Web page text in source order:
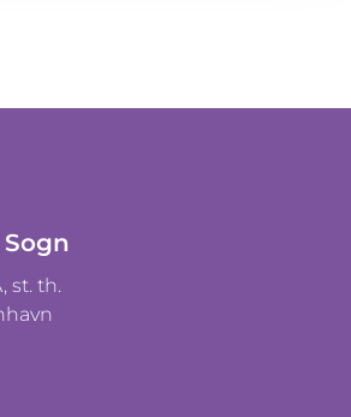
st. th.